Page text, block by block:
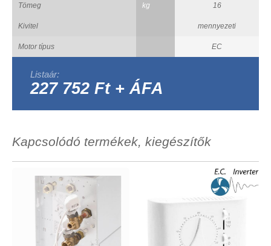
Tömeg kg 16
Kivitel mennyezeti
Motor típus EC
Listaár:
227 752 Ft + ÁFA
Kapcsolódó termékek, kiegészítők